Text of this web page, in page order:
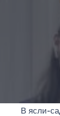
В ясли-